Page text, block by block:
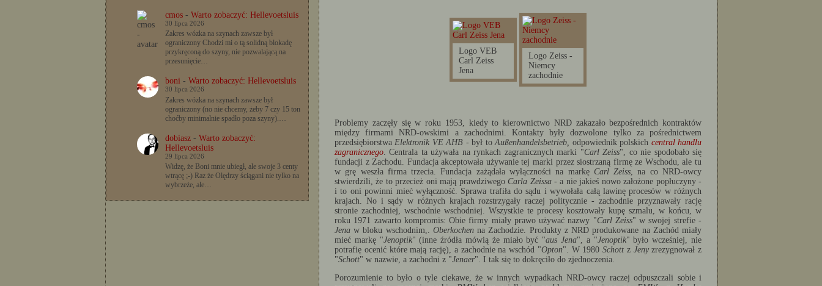
cmos- Warto zobaczyć: Hellevoetsluis
30 lipca 2026
Zakres wózka na szynach zawsze był
ograniczony Chodzi mi o tą solidną blokadę
przykręconą do szyny, nie pozwalającą na
przesunięcie…
boni- Warto zobaczyć: Hellevoetsluis
30 lipca 2026
Zakres wózka na szynach zawsze był
ograniczony (no nie chcemy, żeby 7 czy 15 ton
choćby minimalnie spadło poza szyny).…
dobiasz- Warto zobaczyć:
Hellevoetsluis
29 lipca 2026
Widzę, że Boni mnie ubiegł, ale swoje 3 centy
wtrącę ;-) Raz że Olędrzy ściągani nie tylko na
wybrzeże, ale…
Logo VEB
Carl Zeiss
Jena
Logo Zeiss -
Niemcy
zachodnie
Problemy zaczęły się w roku 1953, kiedy to kierownictwo NRD zakazało bezpośrednich kontraktów
między firmami NRD-owskimi a zachodnimi. Kontakty były dozwolone tylko za pośrednictwem
przedsiębiorstwa Elektronik VE AHB - był toAußenhandelsbetrieb, odpowiednik polskich central handlu
zagranicznego . Centrala ta używała na rynkach zagranicznych marki "Carl Zeiss", co nie spodobało się
fundacji z Zachodu. Fundacja akceptowała używanie tej marki przez siostrzaną firmę ze Wschodu, ale tu
w grę weszła firma trzecia. Fundacja zażądała wyłączności na markę Carl Zeiss , na co NRD-owcy
stwierdzili, że to przecież oni mają prawdziwego Carla Zeissa- a nie jakieś nowo założone popłuczyny -
i to oni powinni mieć wyłączność. Sprawa trafiła do sądu i wywołała całą lawinę procesów w różnych
krajach. No i sądy w różnych krajach rozstrzygały raczej politycznie - zachodnie przyznawały rację
stronie zachodniej, wschodnie wschodniej. Wszystkie te procesy kosztowały kupę szmalu, w końcu, w
roku 1971 zawarto kompromis: Obie firmy miały prawo używać nazwy "Carl Zeiss" w swojej strefie -
Jena w bloku wschodnim,. Oberkochenna Zachodzie. Produkty z NRD produkowane na Zachód miały
mieć markę "Jenoptik" (inne źródła mówią że miało być "aus Jena", a "Jenoptik" było wcześniej, nie
potrafię ocenić które mają rację), a zachodnie na wschód "Opton". W 1980 Schott z Jenyzrezygnował z
"Schott" w nazwie, a zachodni z "Jenaer". I tak się to dokręciło do zjednoczenia.
Porozumienie to było o tyle ciekawe, że w innych wypadkach NRD-owcy raczej odpuszczali sobie i